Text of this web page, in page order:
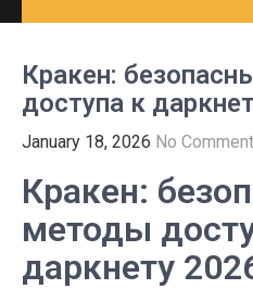
Кракен:
доступа к
January 18, 2026 No
Кракен:
методы
даркнету